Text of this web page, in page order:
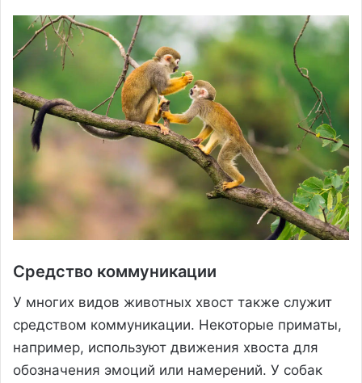
Средство коммуникации
У многих видов животных хвост также служит
средством коммуникации. Некоторые приматы,
например, используют движения хвоста для
обозначения эмоций или намерений. У собак